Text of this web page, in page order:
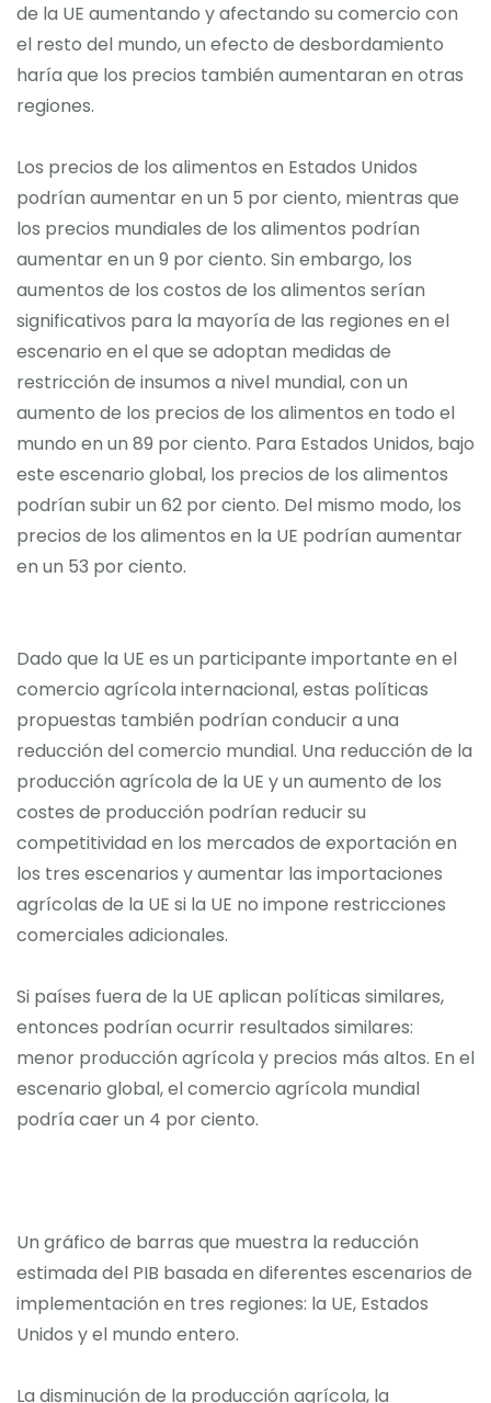
de la UE aumentando y afectando su comercio con
el resto del mundo, un efecto de desbordamiento
haría que los precios también aumentaran en otras
regiones.
Los precios de los alimentos en Estados Unidos
podrían aumentar en un 5 por ciento, mientras que
los precios mundiales de los alimentos podrían
aumentar en un 9 por ciento. Sin embargo, los
aumentos de los costos de los alimentos serían
significativos para la mayoría de las regiones en el
escenario en el que se adoptan medidas de
restricción de insumos a nivel mundial, con un
aumento de los precios de los alimentos en todo el
mundo en un 89 por ciento. Para Estados Unidos, bajo
este escenario global, los precios de los alimentos
podrían subir un 62 por ciento. Del mismo modo, los
precios de los alimentos en la UE podrían aumentar
en un 53 por ciento.
Dado que la UE es un participante importante en el
comercio agrícola internacional, estas políticas
propuestas también podrían conducir a una
reducción del comercio mundial. Una reducción de la
producción agrícola de la UE y un aumento de los
costes de producción podrían reducir su
competitividad en los mercados de exportación en
los tres escenarios y aumentar las importaciones
agrícolas de la UE si la UE no impone restricciones
comerciales adicionales.
Si países fuera de la UE aplican políticas similares,
entonces podrían ocurrir resultados similares:
menor producción agrícola y precios más altos. En el
escenario global, el comercio agrícola mundial
podría caer un 4 por ciento.
Un gráfico de barras que muestra la reducción
estimada del PIB basada en diferentes escenarios de
implementación en tres regiones: la UE, Estados
Unidos y el mundo entero.
La disminución de la producción agrícola, la